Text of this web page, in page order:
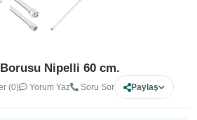
Nipelli 60 cm.
(0) Yorum Yaz Soru Sor Paylaş